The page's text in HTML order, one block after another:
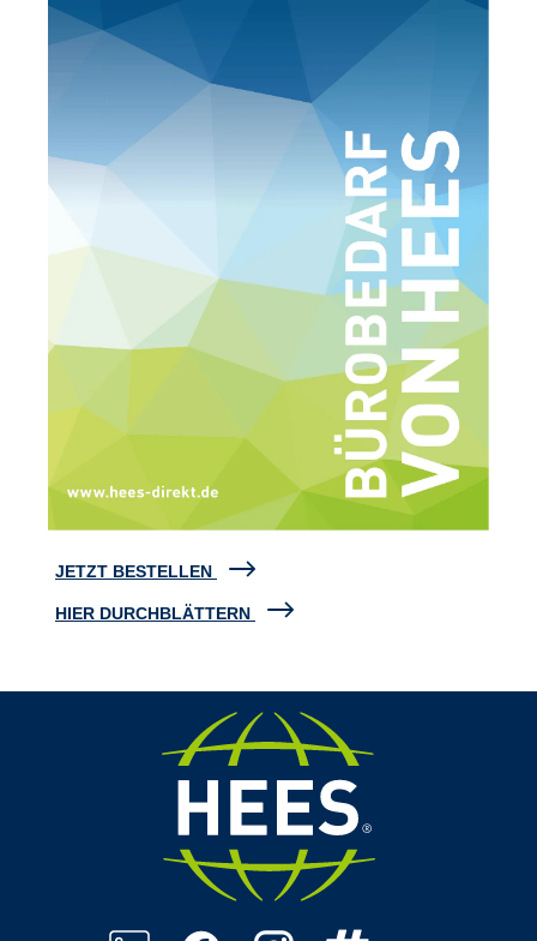
JETZT BESTELLEN
HIER DURCHBLÄTTERN